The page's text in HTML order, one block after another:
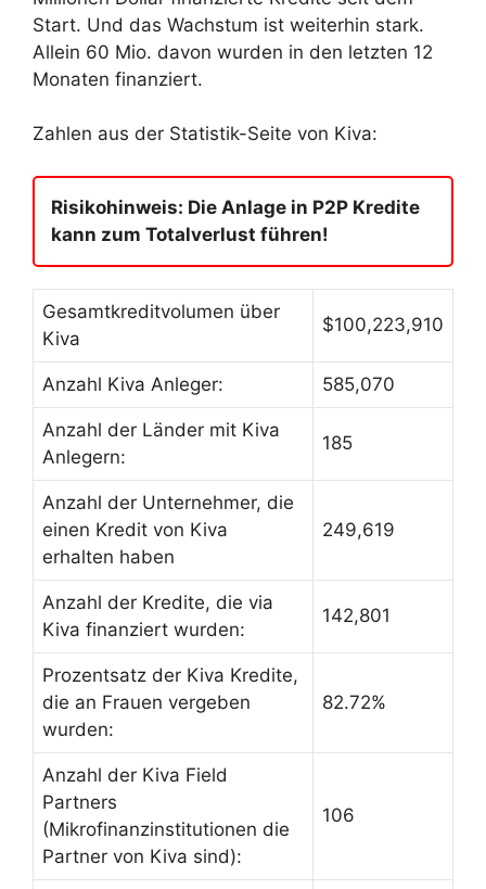
Start. Und das Wachstum ist weiterhin stark.
Allein 60 Mio. davon wurden in den letzten 12
Monaten finanziert.
Zahlen aus der Statistik-Seite von Kiva:
Risikohinweis: Die Anlage in P2P Kredite
kann zum Totalverlust führen!
Gesamtkreditvolumen über
Kiva
$100,223,910
Anzahl Kiva Anleger: 585,070
Anzahl der Länder mit Kiva
Anlegern:
185
Anzahl der Unternehmer, die
einen Kredit von Kiva
erhalten haben
249,619
Anzahl der Kredite, die via
Kiva finanziert wurden:
142,801
Prozentsatz der Kiva Kredite,
die an Frauen vergeben
wurden:
82.72%
Anzahl der Kiva Field
Partners
(Mikrofinanzinstitutionen die
Partner von Kiva sind):
106